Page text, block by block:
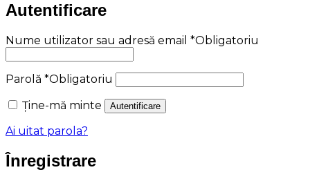
Autentificare
Nume utilizator sau adresă email *Obligatoriu
Parolă *Obligatoriu
Ține-mă minte
Autentificare
Ai uitat parola?
Înregistrare